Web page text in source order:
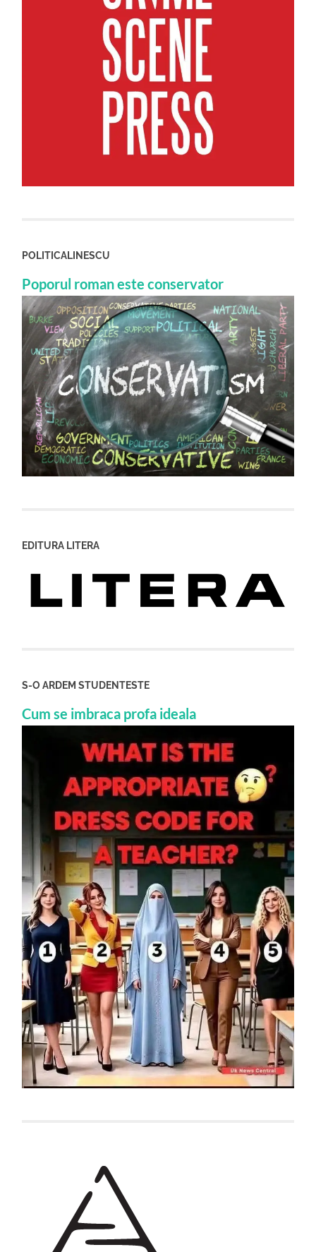
POLITICALINESCU
Poporul roman este conservator
EDITURA LITERA
S-O ARDEM STUDENTESTE
Cum se imbraca profa ideala